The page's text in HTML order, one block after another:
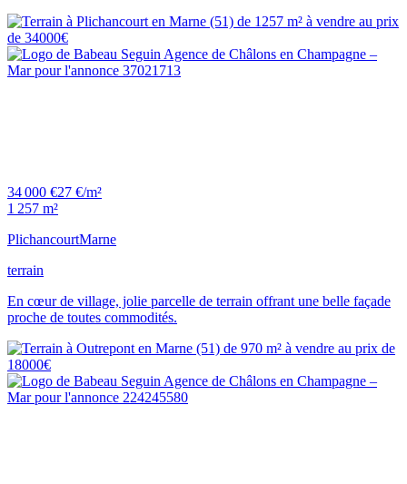
34 000 €27 €/m²
1 257 m²
PlichancourtMarne
terrain
En cœur de village, jolie parcelle de terrain offrant une belle façade
proche de toutes commodités.